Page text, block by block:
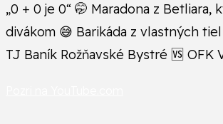
„0 + 0 je 0“ 🤭 Maradona z
divákom 😅 Barikáda z vlastných
TJ Baník Rožňavské Bystré 🆚 OFK